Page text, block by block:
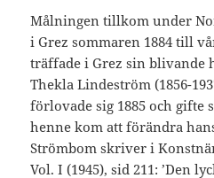
Målningen tillkom under
i Grez sommaren 1884 till
träffade i Grez sin blivande
Thekla Lindeström (1856-
förlovade sig 1885 och gifte
henne kom att förändra
Strömbom skriver i
Vol. I (1945), sid 211: ’Den